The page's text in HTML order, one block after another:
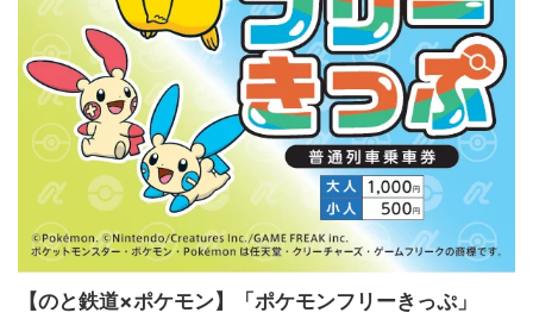
【のと鉄道×ポケモン】「ポケモンフリーきっぷ」